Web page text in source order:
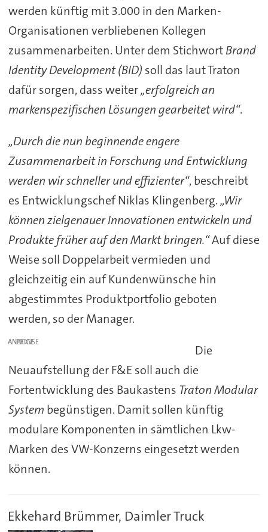
werden künftig mit 3.000 in den Marken-
Organisationen verbliebenen Kollegen
zusammenarbeiten. Unter dem StichwortBrand
Identity Development (BID) soll das laut Traton
dafür sorgen, dass weiter„erfolgreich an
markenspezifischen Lösungen gearbeitet wird“.
„Durch die nun beginnende engere
Zusammenarbeit in Forschung und Entwicklung
werden wir schneller und effizienter“, beschreibt
es Entwicklungschef Niklas Klingenberg.„Wir
können zielgenauer Innovationen entwickeln und
Produkte früher auf den Markt bringen.“Auf diese
Weise soll Doppelarbeit vermieden und
gleichzeitig ein auf Kundenwünsche hin
abgestimmtes Produktportfolio geboten
werden, so der Manager.
ANZEIGE
Die
Neuaufstellung der F&E soll auch die
Fortentwicklung des Baukastens Traton Modular
System begünstigen. Damit sollen künftig
modulare Komponenten in sämtlichen Lkw-
Marken des VW-Konzerns eingesetzt werden
können.
Ekkehard Brümmer, Daimler Truck